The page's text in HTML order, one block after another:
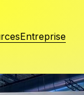
Entreprise